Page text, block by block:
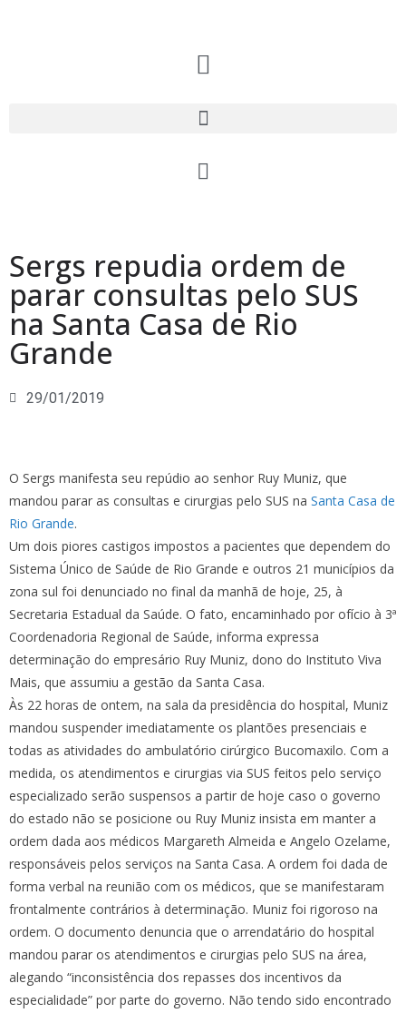
Sergs repudia ordem de
parar consultas pelo SUS
na Santa Casa de Rio
Grande
29/01/2019
O Sergs manifesta seu repúdio ao senhor Ruy Muniz, que
mandou parar as consultas e cirurgias pelo SUS na Santa Casa de
Rio Grande.
Um dois piores castigos impostos a pacientes que dependem do
Sistema Único de Saúde de Rio Grande e outros 21 municípios da
zona sul foi denunciado no final da manhã de hoje, 25, à
Secretaria Estadual da Saúde. O fato, encaminhado por ofício à 3ª
Coordenadoria Regional de Saúde, informa expressa
determinação do empresário Ruy Muniz, dono do Instituto Viva
Mais, que assumiu a gestão da Santa Casa.
Às 22 horas de ontem, na sala da presidência do hospital, Muniz
mandou suspender imediatamente os plantões presenciais e
todas as atividades do ambulatório cirúrgico Bucomaxilo. Com a
medida, os atendimentos e cirurgias via SUS feitos pelo serviço
especializado serão suspensos a partir de hoje caso o governo
do estado não se posicione ou Ruy Muniz insista em manter a
ordem dada aos médicos Margareth Almeida e Angelo Ozelame,
responsáveis pelos serviços na Santa Casa. A ordem foi dada de
forma verbal na reunião com os médicos, que se manifestaram
frontalmente contrários à determinação. Muniz foi rigoroso na
ordem. O documento denuncia que o arrendatário do hospital
mandou parar os atendimentos e cirurgias pelo SUS na área,
alegando “inconsistência dos repasses dos incentivos da
especialidade” por parte do governo. Não tendo sido encontrado